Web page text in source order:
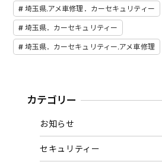
埼玉県.アメ車修理．カーセキュリティー
埼玉県．カーセキュリティー
埼玉県．カーセキュリティー.アメ車修理
カテゴリー
お知らせ
セキュリティー